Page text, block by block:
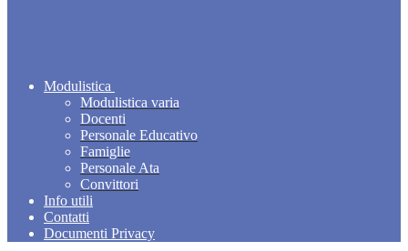
Modulistica
Modulistica varia
Docenti
Personale Educativo
Famiglie
Personale Ata
Convittori
Info utili
Contatti
Documenti Privacy